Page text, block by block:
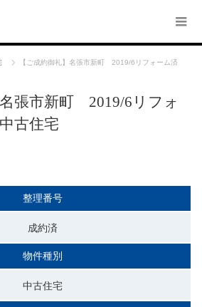
【ご成約御礼】名張市新町 2019/6リフォーム済
名張市新町 2019/6リフォ
古住宅
整理番号
成約済
物件種別
中古住宅